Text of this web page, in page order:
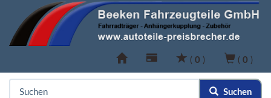
( 0 ) ( 0 )
Suchen